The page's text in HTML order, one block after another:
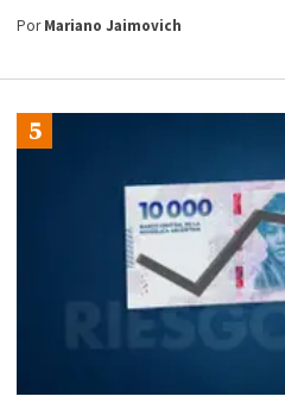
PorMariano Jaimovich